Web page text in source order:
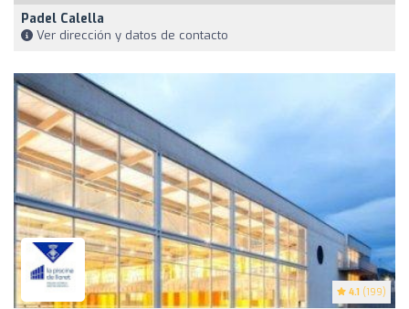
Padel Calella
Ver dirección y datos de contacto
4.1 (199)